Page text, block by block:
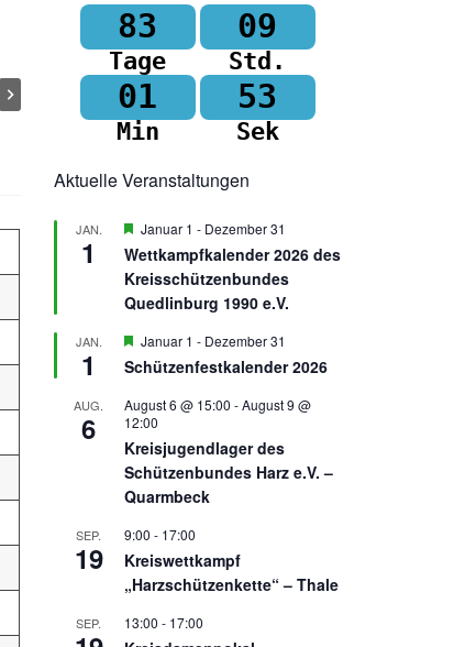
83
Tage
09
Std.
01
Min
53
Sek
Aktuelle Veranstaltungen
JAN.
1
Hervorgehoben
Januar 1 - Dezember 31
Wettkampfkalender 2026 des
Kreisschützenbundes
Quedlinburg 1990 e.V.
JAN.
1
Hervorgehoben
Januar 1 - Dezember 31
Schützenfestkalender 2026
AUG.
6
August 6 @ 15:00 -August 9 @
12:00
Kreisjugendlager des
Schützenbundes Harz e.V. –
Quarmbeck
SEP.
19
9:00 - 17:00
Kreiswettkampf
„Harzschützenkette“ – Thale
SEP. 13:00 - 17:00